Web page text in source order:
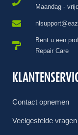
e
f
o
n
v
n
e
Maandag -
Bent u een
Repair Care
Contact opnemen
Veelgestelde vragen